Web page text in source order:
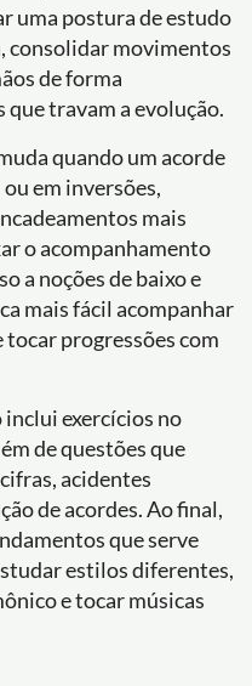
uma postura de estudo
consolidar movimentos
de forma
travam a evolução.
quando um acorde
em inversões,
mais
o acompanhamento
a noções de baixo e
mais fácil acompanhar
tocar progressões com
inclui exercícios no
de questões que
acidentes
de acordes. Ao final,
que serve
estilos diferentes,
e tocar músicas